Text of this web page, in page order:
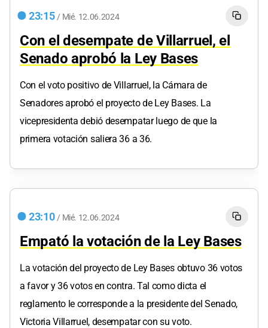
23:15 / Mié. 12.06.2024
Con el desempate de Villarruel, el
Senado aprobó la Ley Bases
Con el voto positivo de Villarruel, la Cámara de
Senadores aprobó el proyecto de Ley Bases. La
vicepresidenta debió desempatar luego de que la
primera votación saliera 36 a 36.
23:10 / Mié. 12.06.2024
Empató la votación de la Ley Bases
La votación del proyecto de Ley Bases obtuvo 36 votos
a favor y 36 votos en contra. Tal como dicta el
reglamento le corresponde a la presidente del Senado,
Victoria Villarruel, desempatar con su voto.